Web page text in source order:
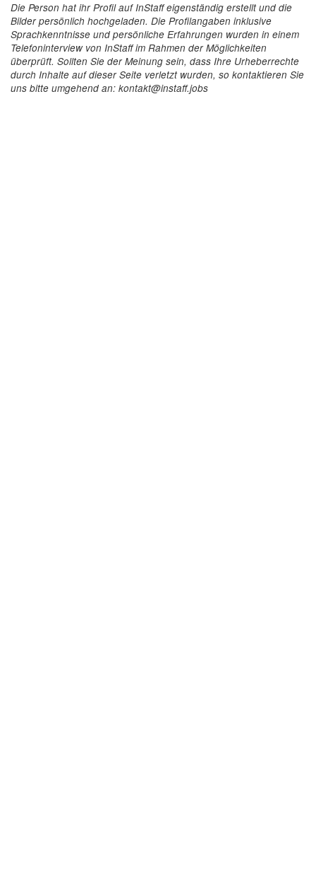
Die Person hat ihr Profil auf InStaff eigenständig erstellt und die
Bilder persönlich hochgeladen. Die Profilangaben inklusive
Sprachkenntnisse und persönliche Erfahrungen wurden in einem
Telefoninterview von InStaff im Rahmen der Möglichkeiten
überprüft. Sollten Sie der Meinung sein, dass Ihre Urheberrechte
durch Inhalte auf dieser Seite verletzt wurden, so kontaktieren Sie
uns bitte umgehend an: kontakt@instaff.jobs